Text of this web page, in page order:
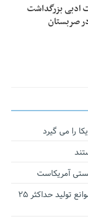
ادبی بزرگداشت
صربستان
را می گیرد
آمریکاست
سخنگوی کمیسیون اقتصادی مجلس: قانون رفع موانع تولید حداکثر ۲۵